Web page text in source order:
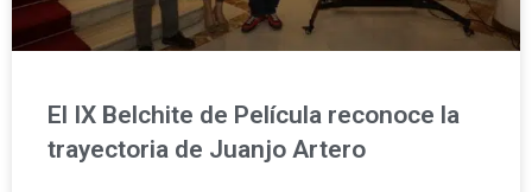
El IX Belchite de Película reconoce la
trayectoria de Juanjo Artero